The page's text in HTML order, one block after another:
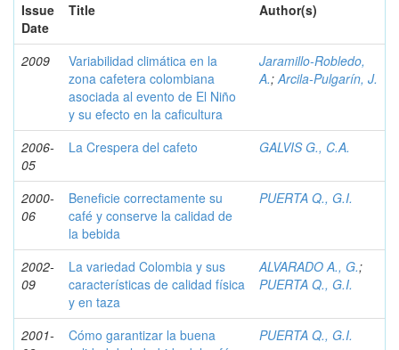
Issue
Date
Title Author(s)
2009
Variabilidad climática en la
zona cafetera colombiana
asociada al evento de El Niño
y su efecto en la caficultura
Jaramillo-Robledo,
A.;Arcila-Pulgarín, J.
2006-
05
La Crespera del cafeto GALVIS G., C.A.
2000-
06
Beneficie correctamente su
café y conserve la calidad de
la bebida
PUERTA Q., G.I.
2002-
09
La variedad Colombia y sus
características de calidad física
y en taza
ALVARADO A., G.;
PUERTA Q., G.I.
2001-
Cómo garantizar la buena
PUERTA Q., G.I.